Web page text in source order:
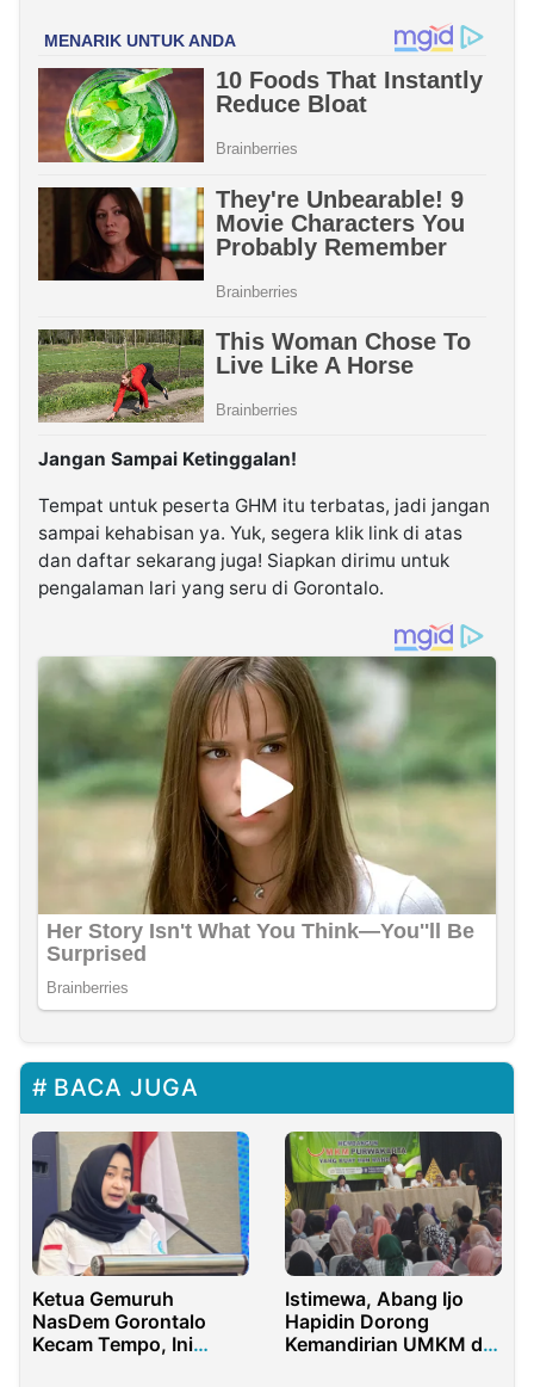
Jangan Sampai Ketinggalan!
Tempat untuk peserta GHM itu terbatas, jadi jangan
sampai kehabisan ya. Yuk, segera klik link di atas
dan daftar sekarang juga! Siapkan dirimu untuk
pengalaman lari yang seru di Gorontalo.
BACA JUGA
Ketua Gemuruh
NasDem Gorontalo
Kecam Tempo, Ini
Istimewa, Abang Ijo
Hapidin Dorong
Kemandirian UMKM di